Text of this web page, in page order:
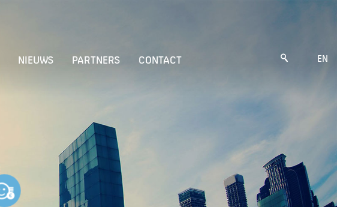
NIEUWS PARTNERS CONTACT EN